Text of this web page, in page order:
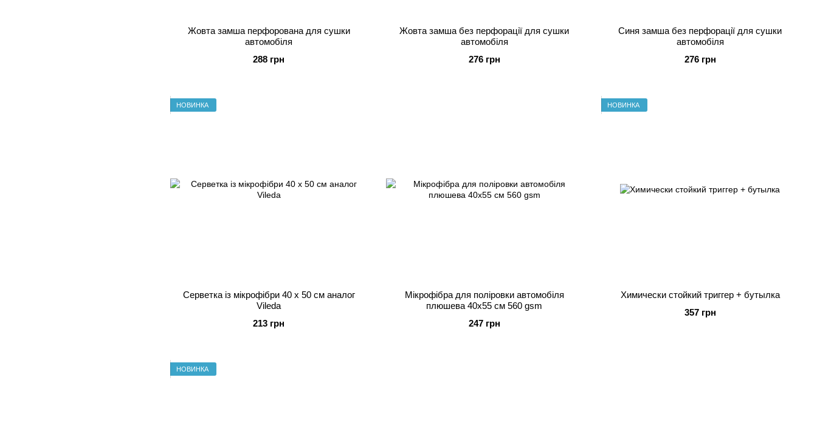
Жовта замша перфорована для сушки
автомобіля
288 грн
Жовта замша без перфорації для сушки
автомобіля
276 грн
Синя замша без перфорації для сушки
автомобіля
276 грн
НОВИНКА
Серветка із мікрофібри 40 x 50 см аналог
Vileda
213 грн
Мікрофібра для поліровки автомобіля
плюшева 40х55 см 560 gsm
247 грн
НОВИНКА
Химически стойкий триггер + бутылка
357 грн
НОВИНКА